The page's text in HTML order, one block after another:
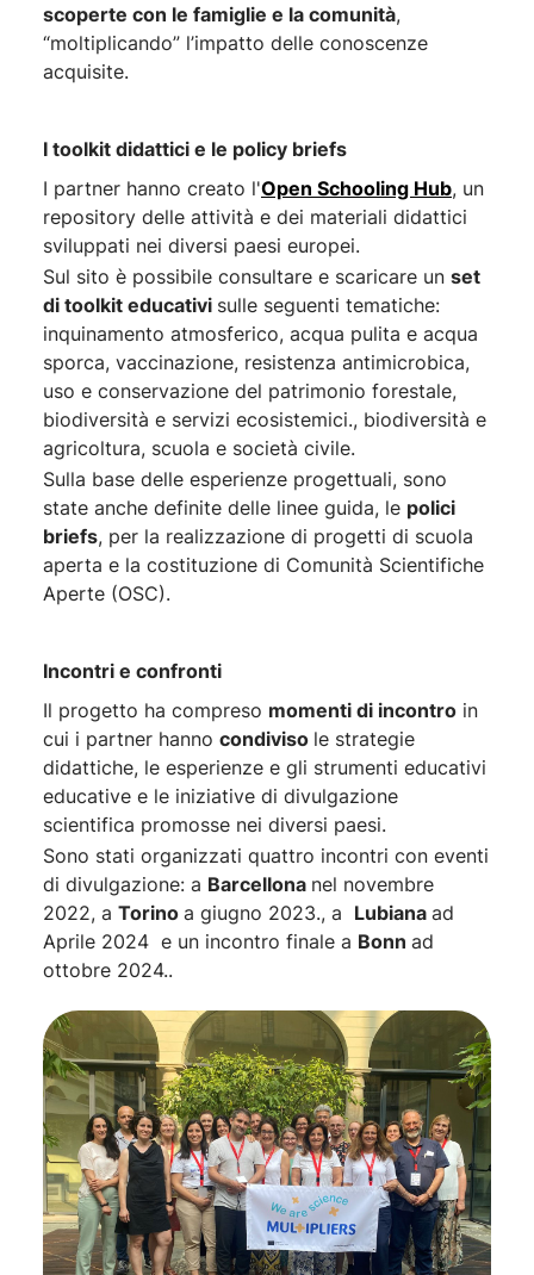
scoperte con le famiglie e la comunità,
“moltiplicando” l’impatto delle conoscenze
acquisite.
I toolkit didattici e le policy briefs
I partner hanno creato l'Open Schooling Hub, un
repository delle attività e dei materiali didattici
sviluppati nei diversi paesi europei.
Sul sito è possibile consultare e scaricare un set
di toolkit educativi sulle seguenti tematiche:
inquinamento atmosferico, acqua pulita e acqua
sporca, vaccinazione, resistenza antimicrobica,
uso e conservazione del patrimonio forestale,
biodiversità e servizi ecosistemici., biodiversità e
agricoltura, scuola e società civile.
Sulla base delle esperienze progettuali, sono
state anche definite delle linee guida, le polici
briefs, per la realizzazione di progetti di scuola
aperta e la costituzione di Comunità Scientifiche
Aperte (OSC).
Incontri e confronti
Il progetto ha compreso momenti di incontro in
cui i partner hanno condiviso le strategie
didattiche, le esperienze e gli strumenti educativi
educative e le iniziative di divulgazione
scientifica promosse nei diversi paesi.
Sono stati organizzati quattro incontri con eventi
di divulgazione: a Barcellona nel novembre
2022, a Torino a giugno 2023., a Lubiana ad
Aprile 2024 e un incontro finale a Bonn ad
ottobre 2024..